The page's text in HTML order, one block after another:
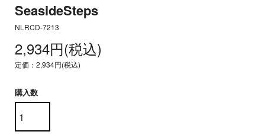
SeasideSteps
NLRCD-7213
2,934円(税込)
定価：2,934円(税込)
購入数